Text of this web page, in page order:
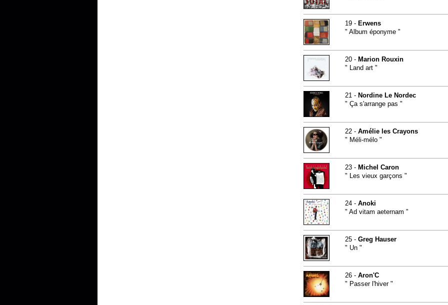
19 - Erwens
" Album éponyme "
20 - Marion Rouxin
" Land art "
21 - Nordine Le Nordec
" Ça s'arrange pas "
22 - Amélie les Crayons
" Méli-mélo "
23 - Michel Caron
" Les vieux garçons "
24 - Anoki
" Ad vitam aeternam "
25 - Greg Hauser
" Un "
26 - Aron'C
" Passer l'hiver "